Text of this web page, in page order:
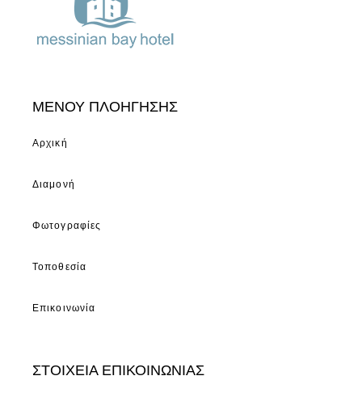
ΜΕΝΟΥ ΠΛΟΗΓΗΣΗΣ
Αρχική
Διαμονή
Φωτογραφίες
Τοποθεσία
Επικοινωνία
ΣΤΟΙΧΕΙΑ ΕΠΙΚΟΙΝΩΝΙΑΣ